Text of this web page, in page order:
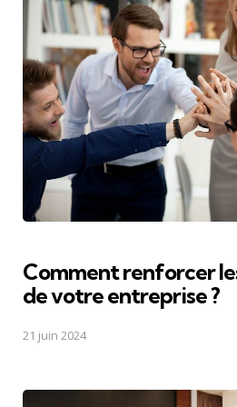
Comment renforcer
de votre entreprise ?
21 juin 2024